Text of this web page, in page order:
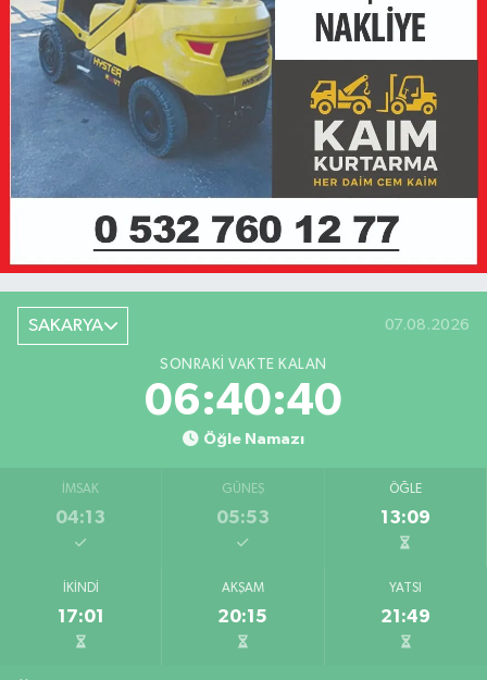
SAKARYA 07.08.2026
SONRAKI VAKTE KALAN
06:40:40
Öğle Namazı
İMSAK
04:13
GÜNEŞ
05:53
ÖĞLE
13:09
İKINDI
17:01
AKŞAM
20:15
YATSI
21:49